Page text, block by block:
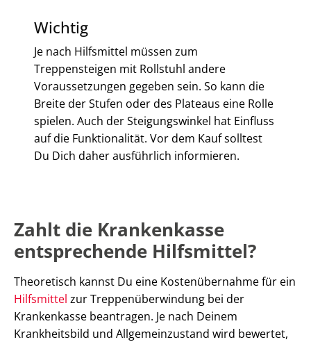
Wichtig
Je nach Hilfsmittel müssen zum
Treppensteigen mit Rollstuhl andere
Voraussetzungen gegeben sein. So kann die
Breite der Stufen oder des Plateaus eine Rolle
spielen. Auch der Steigungswinkel hat Einfluss
auf die Funktionalität. Vor dem Kauf solltest
Du Dich daher ausführlich informieren.
Zahlt die Krankenkasse
entsprechende Hilfsmittel?
Theoretisch kannst Du eine Kostenübernahme für ein
Hilfsmittel zur Treppenüberwindung bei der
Krankenkasse beantragen. Je nach Deinem
Krankheitsbild und Allgemeinzustand wird bewertet,